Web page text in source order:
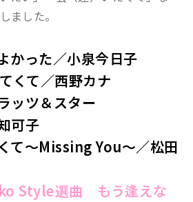
ました。
かった／小泉今日子
くて／西野カナ
ッツ＆スター
可子
て〜Missing You〜／松田
Style選曲 もう逢えな